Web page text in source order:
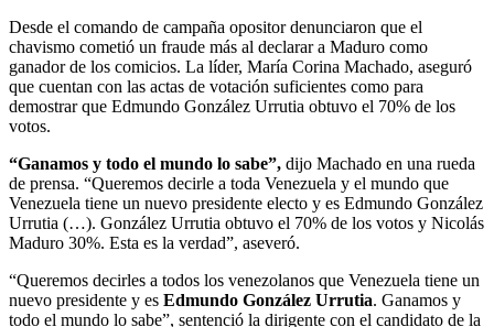
Desde el comando de campaña opositor denunciaron que el
chavismo cometió un fraude más al declarar a Maduro como
ganador de los comicios. La líder, María Corina Machado, aseguró
que cuentan con las actas de votación suficientes como para
demostrar que Edmundo González Urrutia obtuvo el 70% de los
votos.
“Ganamos y todo el mundo lo sabe”, dijo Machado en una rueda
de prensa. “Queremos decirle a toda Venezuela y el mundo que
Venezuela tiene un nuevo presidente electo y es Edmundo González
Urrutia (…). González Urrutia obtuvo el 70% de los votos y Nicolás
Maduro 30%. Esta es la verdad”, aseveró.
“Queremos decirles a todos los venezolanos que Venezuela tiene un
nuevo presidente y es Edmundo González Urrutia. Ganamos y
todo el mundo lo sabe”, sentenció la dirigente con el candidato de la